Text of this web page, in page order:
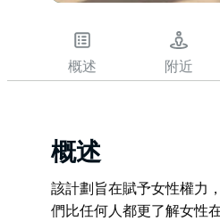
概述 附近
概述
該計劃旨在賦予女性權力
們比任何人都更了解女性